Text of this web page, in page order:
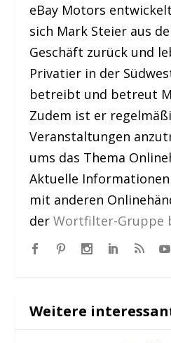
eBay Motors
sich Mark Steier aus
Geschäft zurück und
Privatier in der
betreibt und betreut
Zudem ist er
Veranstaltungen
ums das Thema
Aktuelle
mit anderen
derWortfilter-Gruppe
Weitere